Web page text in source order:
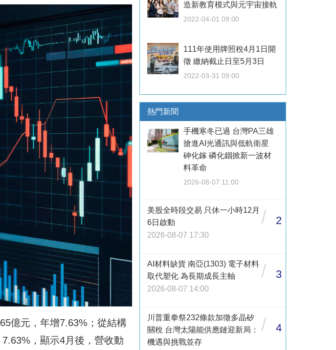
億元，年增7.63%；從結構
，顯示4月後，營收動
造新教育模式與元宇宙接軌
2022-04-01 09:00
111年使用牌照稅4月1日開
徵 繳納截止日至5月3日
2022-03-31 09:00
熱門新聞
手機寒冬已過 台灣PA三雄
搶進AI光通訊與低軌衛星
砷化鎵 磷化銦掀新一波材
料革命
2026-08-07 11:00
美股全時段交易 只休一小時12月
6日啟動
2026-08-07 17:30
/ 2
AI材料缺貨 南亞(1303) 電子材料
取代塑化 為長期成長主軸
2026-08-07 14:00
/ 3
川普重拳祭232條款加徵多晶矽
關稅 台灣太陽能供應鏈迎新局：
機遇與挑戰並存
/ 4